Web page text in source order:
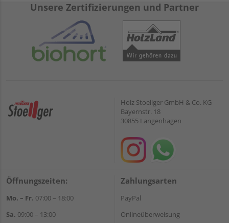
Unsere Zertifizierungen und Partner
Holz Stoellger GmbH & Co. KG
Bayernstr. 18
30855 Langenhagen
Öffnungszeiten:
Mo. – Fr. 07:00 – 18:00
Sa. 09:00 – 13:00
Zahlungsarten
PayPal
Onlineüberweisung